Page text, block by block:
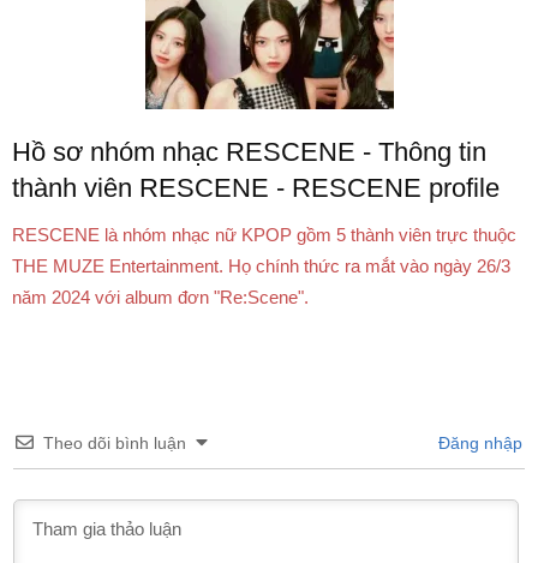
Hồ sơ nhóm nhạc RESCENE - Thông tin
thành viên RESCENE - RESCENE profile
RESCENE là nhóm nhạc nữ KPOP gồm 5 thành viên trực thuộc
THE MUZE Entertainment. Họ chính thức ra mắt vào ngày 26/3
năm 2024 với album đơn "Re:Scene".
Theo dõi bình luận Đăng nhập